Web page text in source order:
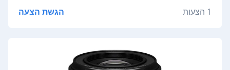
1 הצעות הגשת הצעה